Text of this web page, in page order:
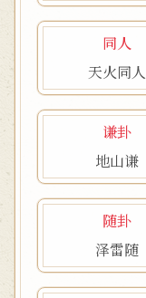
同人
天火同人
谦卦
地山谦
随卦
泽雷随